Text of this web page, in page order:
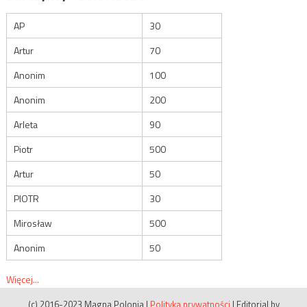
AP
30
Artur
70
Anonim
100
Anonim
200
Arleta
90
Piotr
500
Artur
50
PIOTR
30
Mirosław
500
Anonim
50
Więcej...
(c) 2016-2023 Magna Polonia | Polityka prywatności | Editorial by